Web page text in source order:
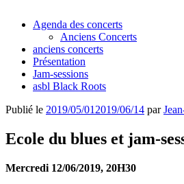
Agenda des concerts
Anciens Concerts
anciens concerts
Présentation
Jam-sessions
asbl Black Roots
Publié le 2019/05/01 2019/06/14 par
Ecole du blues et jam-
Mercredi 12/06/2019, 20H30